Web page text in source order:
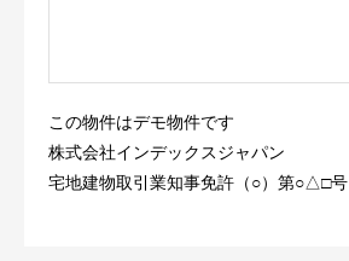
この物件はデモ物件です
株式会社インデックスジャパン
宅地建物取引業知事免許（○）第○△□号